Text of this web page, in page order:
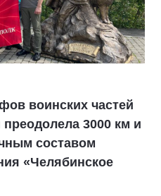
воинских частей
3000 км и
составом
«Челябинское